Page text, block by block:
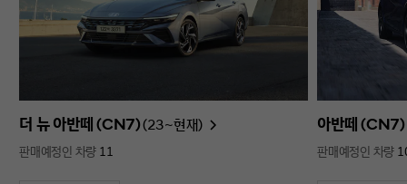
더 뉴 아반떼 (CN7)(23~현재)
판매예정인 차량 11
아반떼 (CN7)
판매예정인 차량